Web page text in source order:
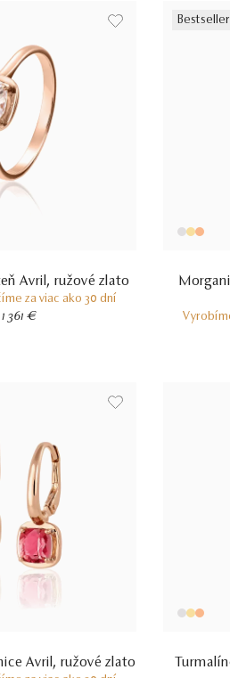
Avril, ružové zlato
za viac ako 30 dní
361 €
Bestseller
Avril, ružové zlato